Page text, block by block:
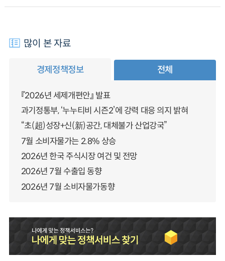
많이 본 자료
경제정책정보 전체
『2026년 세제개편안』 발표
과기정통부, ‘누누티비 시즌2’에 강력 대응 의지 밝혀
“초(超)성장+신(新)공간, 대체불가 산업강국”
7월 소비자물가는 2.8% 상승
2026년 한국 주식시장 여건 및 전망
2026년 7월 수출입 동향
2026년 7월 소비자물가동향